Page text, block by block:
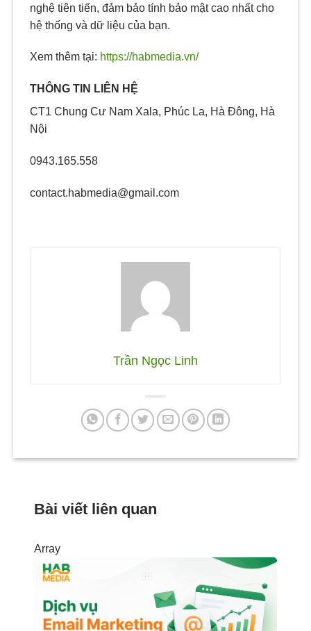
nghệ tiên tiến, đảm bảo tính bảo mật cao nhất cho
hệ thống và dữ liệu của bạn.
Xem thêm tại: https://habmedia.vn/
THÔNG TIN LIÊN HỆ
CT1 Chung Cư Nam Xala, Phúc La, Hà Đông, Hà
Nội
0943.165.558
contact.habmedia@gmail.com
Trần Ngọc Linh
Bài viết liên quan
Array